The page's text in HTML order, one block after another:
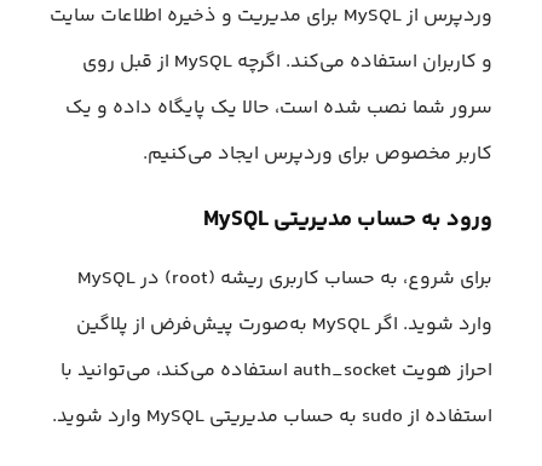
وردپرس از MySQL برای مدیریت و ذخیره اطلاعات سایت
و کاربران استفاده می‌کند. اگرچه MySQL از قبل روی
سرور شما نصب شده است، حالا یک پایگاه داده و یک
کاربر مخصوص برای وردپرس ایجاد می‌کنیم.
ورود به حساب مدیریتی MySQL
برای شروع، به حساب کاربری ریشه (root) در MySQL
وارد شوید. اگر MySQL به‌صورت پیش‌فرض از پلاگین
احراز هویت auth_socket استفاده می‌کند، می‌توانید با
استفاده از sudo به حساب مدیریتی MySQL وارد شوید.